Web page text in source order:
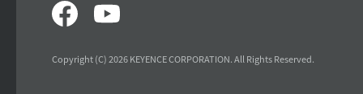
Copyright (C) 2026 KEYENCE CORPORATION. All Rights Reserved.